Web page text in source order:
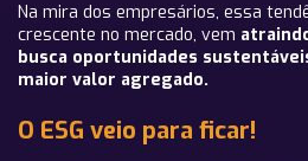
Na mira dos empresários, essa
crescente no mercado, vem
busca oportunidades
maior valor agregado.
O ESG veio para ficar!